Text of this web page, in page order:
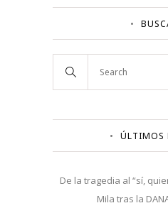
ÚLTIMOS
De la tragedia al “sí,
Mila tras la